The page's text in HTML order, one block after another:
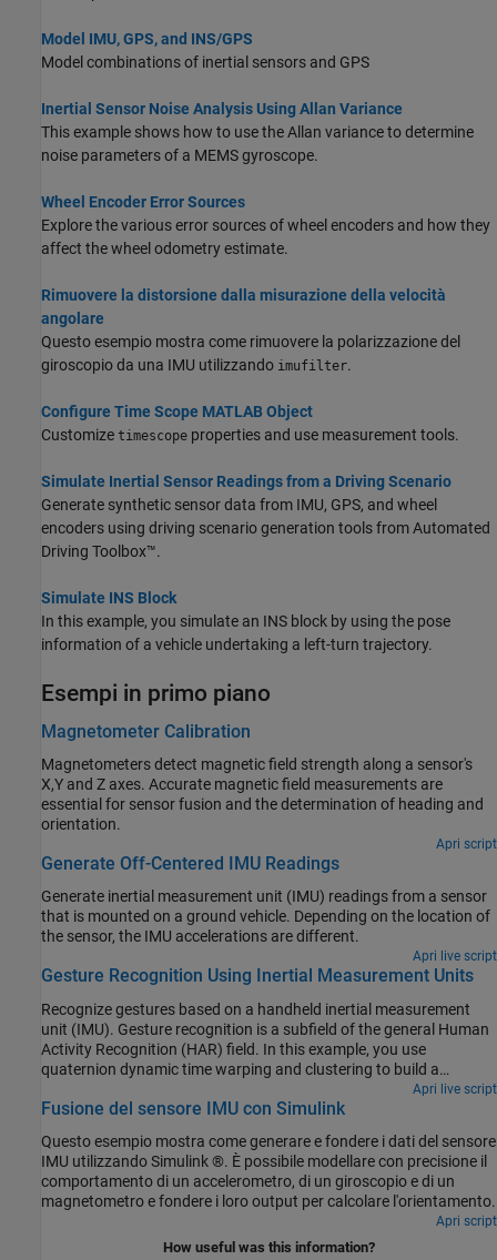
Model IMU, GPS, and INS/GPS
Model combinations of inertial sensors and GPS
Inertial Sensor Noise Analysis Using Allan Variance
This example shows how to use the Allan variance to determine
noise parameters of a MEMS gyroscope.
Wheel Encoder Error Sources
Explore the various error sources of wheel encoders and how they
affect the wheel odometry estimate.
Rimuovere la distorsione dalla misurazione della velocità
angolare
Questo esempio mostra come rimuovere la polarizzazione del
giroscopio da una IMU utilizzando imufilter.
Configure Time Scope MATLAB Object
Customize timescope properties and use measurement tools.
Simulate Inertial Sensor Readings from a Driving Scenario
Generate synthetic sensor data from IMU, GPS, and wheel
encoders using driving scenario generation tools from Automated
Driving Toolbox™.
Simulate INS Block
In this example, you simulate an INS block by using the pose
information of a vehicle undertaking a left-turn trajectory.
Esempi in primo piano
Magnetometer Calibration
Magnetometers detect magnetic field strength along a sensor's
X,Y and Z axes. Accurate magnetic field measurements are
essential for sensor fusion and the determination of heading and
orientation.
Apri script
Generate Off-Centered IMU Readings
Generate inertial measurement unit (IMU) readings from a sensor
that is mounted on a ground vehicle. Depending on the location of
the sensor, the IMU accelerations are different.
Apri live script
Gesture Recognition Using Inertial Measurement Units
Recognize gestures based on a handheld inertial measurement
unit (IMU). Gesture recognition is a subfield of the general Human
Activity Recognition (HAR) field. In this example, you use
quaternion dynamic time warping and clustering to build a
Apri live script
Fusione del sensore IMU con Simulink
Questo esempio mostra come generare e fondere i dati del sensore
IMU utilizzando Simulink ®. È possibile modellare con precisione il
comportamento di un accelerometro, di un giroscopio e di un
magnetometro e fondere i loro output per calcolare l'orientamento.
Apri script
How useful was this information?